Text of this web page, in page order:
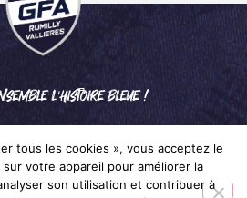
L'HISTOIRE BLEUE !
tous les cookies », vous acceptez le
votre appareil pour améliorer la
son utilisation et contribuer à